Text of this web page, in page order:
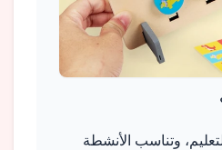
وتناسب الأنشطة